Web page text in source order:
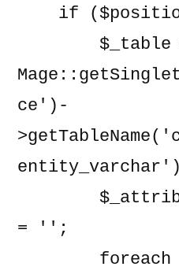
ce')-
= '';